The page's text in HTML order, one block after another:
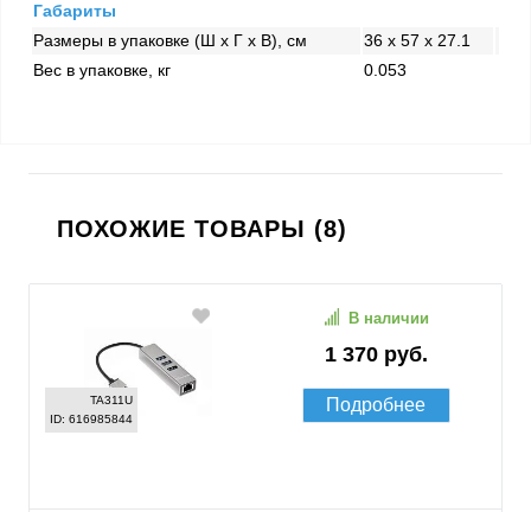
Габариты
Размеры в упаковке (Ш x Г x В), см
36 x 57 x 27.1
Вес в упаковке, кг
0.053
ПОХОЖИЕ ТОВАРЫ (8)
TA311U
ID: 616985844
1 370 руб.
В наличии
Подробнее